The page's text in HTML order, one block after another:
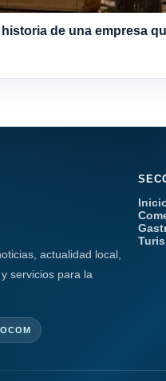
de una empresa
actualidad local,
servicios para la